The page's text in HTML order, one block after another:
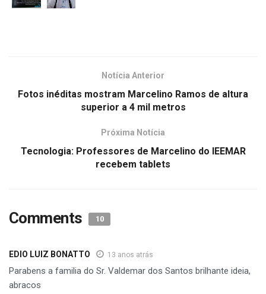
Notícia Anterior
Fotos inéditas mostram Marcelino Ramos de altura
superior a 4 mil metros
Próxima Notícia
Tecnologia: Professores de Marcelino do IEEMAR
recebem tablets
Comments 10
EDIO LUIZ BONATTO 13 anos atrás
Parabens a familia do Sr. Valdemar dos Santos brilhante ideia,
abracos